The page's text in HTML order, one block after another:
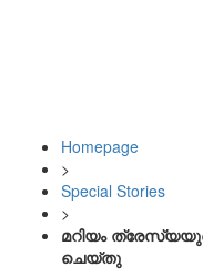
Homepage
>
Special Stories
>
മറിയം
ചെയ്തു